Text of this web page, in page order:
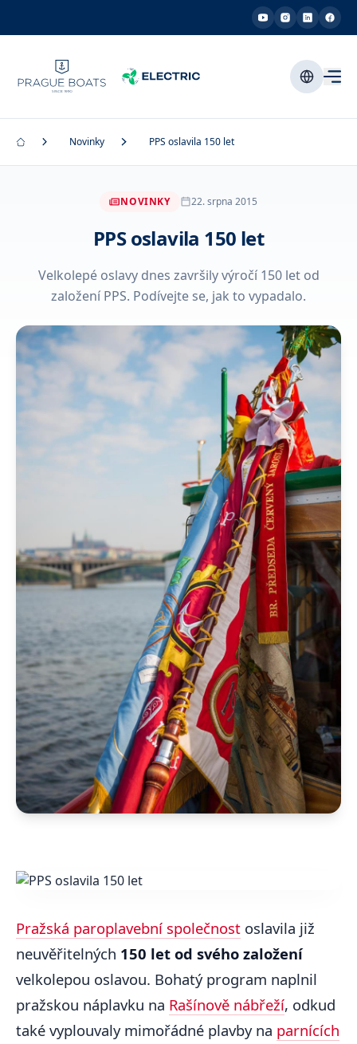
Novinky PPS oslavila 150 let
NOVINKY 22. srpna 2015
PPS oslavila 150 let
Velkolepé oslavy dnes završily výročí 150 let od
založení PPS. Podívejte se, jak to vypadalo.
Pražská paroplavební společnost oslavila již
neuvěřitelných 150 let od svého založení
velkolepou oslavou. Bohatý program naplnil
pražskou náplavku na Rašínově nábřeží, odkud
také vyplouvaly mimořádné plavby na parnících